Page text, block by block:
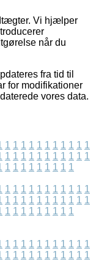
Vi hjælper
når du
fra tid til
for modifikationer
vores data.
1 1 1 1 1 1 1 1 1 1 1
1 1 1 1 1 1 1 1 1 1 1
1 1 1 1 1 1 1 1 1
1 1 1 1 1 1 1 1 1 1 1
1 1 1 1 1 1 1 1 1 1 1
1 1 1 1 1 1 1 1 1
1 1 1 1 1 1 1 1 1 1 1
1 1 1 1 1 1 1 1 1 1 1